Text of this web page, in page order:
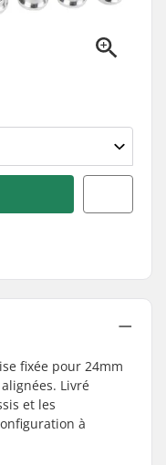
fixée pour 24mm
Livré
et les
à